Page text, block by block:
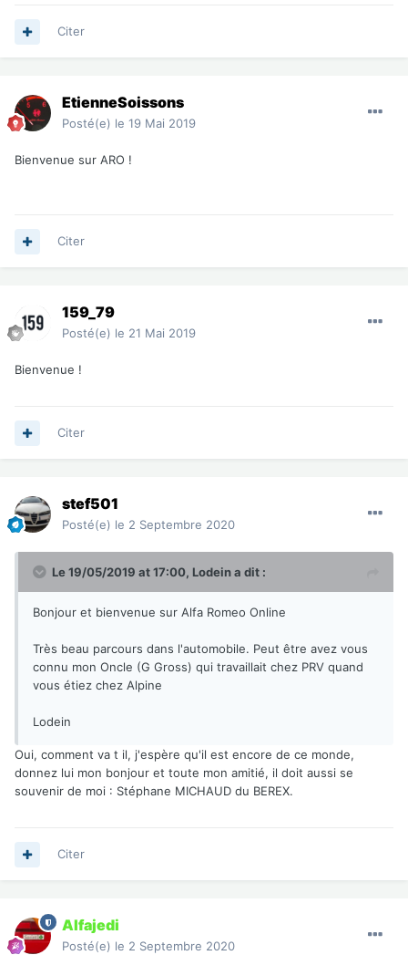
Citer
EtienneSoissons
Posté(e) le 19 Mai 2019
Bienvenue sur ARO !
Citer
159_79
Posté(e) le 21 Mai 2019
Bienvenue !
Citer
stef501
Posté(e) le 2 Septembre 2020
Le 19/05/2019 at 17:00, Lodeina dit :
Bonjour et bienvenue sur Alfa Romeo Online
Très beau parcours dans l'automobile. Peut être avez vous
connu mon Oncle (G Gross) qui travaillait chez PRV quand
vous étiez chez Alpine
Lodein
Oui, comment va t il, j'espère qu'il est encore de ce monde,
donnez lui mon bonjour et toute mon amitié, il doit aussi se
souvenir de moi : Stéphane MICHAUD du BEREX.
Citer
Alfajedi
Posté(e) le 2 Septembre 2020